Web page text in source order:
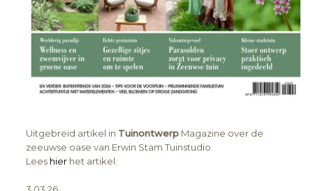
Uitgebreid artikel in Tuinontwerp Magazine over de
zeeuwse oase van Erwin Stam Tuinstudio.
Lees hier het artikel.
3.03.26